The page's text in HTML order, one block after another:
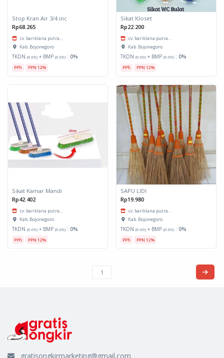
Stop Kran Air 3/4 inc
Rp68.265
cv. bariklana putra...
Kab. Bojonegoro
TKDN (0.00) + BMP (0.00) : 0%
PPh PPN 12%
Sikat Kloset
Rp22.200
cv. bariklana putra...
Kab. Bojonegoro
TKDN (0.00) + BMP (0.00) : 0%
PPh PPN 12%
Sikat Kamar Mandi
Rp42.402
cv. bariklana putra...
Kab. Bojonegoro
TKDN (0.00) + BMP (0.00) : 0%
PPh PPN 12%
SAPU LIDI
Rp19.980
cv. bariklana putra...
Kab. Bojonegoro
TKDN (0.00) + BMP (0.00) : 0%
PPh PPN 12%
gratisongkirmarketing@gmail.com